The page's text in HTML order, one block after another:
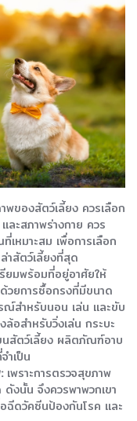
ของสัตว์เลี้ยง ควรเลือก
ละสภาพร่างกาย ควร
เหมาะสม เพื่อการเลือก
าสัตว์เลี้ยงที่สุด
ยมพร้อมที่อยู่อาศัยให้
วยการซื้อกรงที่มีขนาด
ณ์สำหรับนอน เล่น และขับ
อสำหรับวิ่งเล่น กระบะ
นสัตว์เลี้ยง ผลิตภัณฑ์อาบ
ำเป็น
เพราะการตรวจสุขภาพ
งนั้น จึงควรพาพวกเขา
ฉีดวัคซีนป้องกันโรค และ